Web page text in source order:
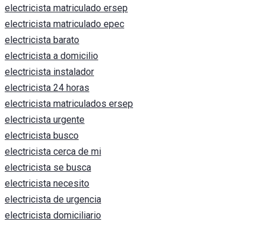
electricista matriculado ersep
electricista matriculado epec
electricista barato
electricista a domicilio
electricista instalador
electricista 24 horas
electricista matriculados ersep
electricista urgente
electricista busco
electricista cerca de mi
electricista se busca
electricista necesito
electricista de urgencia
electricista domiciliario